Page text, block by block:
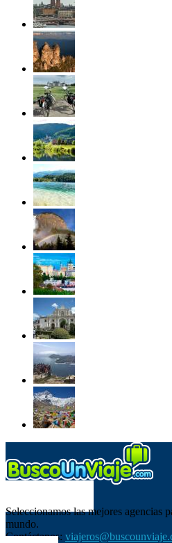
Seleccionamos las mejores agencias
mundo.
Contáctanos: